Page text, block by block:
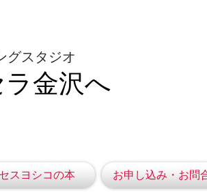
グスタジオ
金沢へ
スヨシコの本 お申し込み・お問